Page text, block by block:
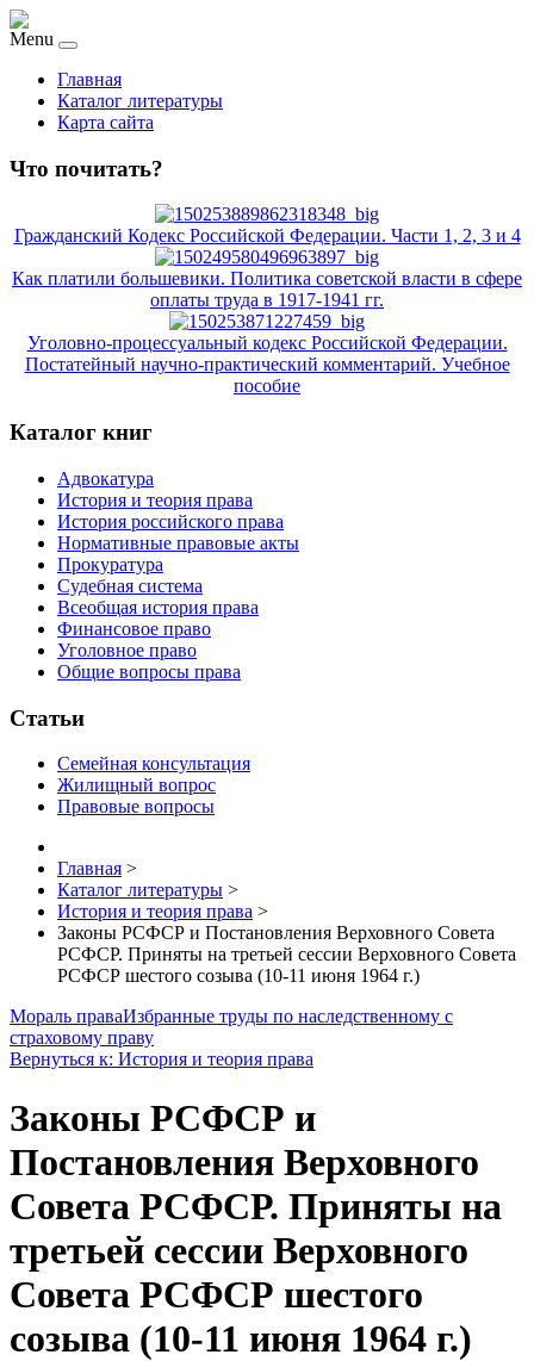
Menu
Главная
Каталог литературы
Карта сайта
Что почитать?
Гражданский Кодекс Российской Федерации. Части 1, 2, 3 и 4
Как платили большевики. Политика советской власти в сфере
оплаты труда в 1917-1941 гг.
Уголовно-процессуальный кодекс Российской Федерации.
Постатейный научно-практический комментарий. Учебное
пособие
Каталог книг
Адвокатура
История и теория права
История российского права
Нормативные правовые акты
Прокуратура
Судебная система
Всеобщая история права
Финансовое право
Уголовное право
Общие вопросы права
Статьи
Семейная консультация
Жилищный вопрос
Правовые вопросы
Главная >
Каталог литературы >
История и теория права >
Законы РСФСР и Постановления Верховного Совета
РСФСР. Приняты на третьей сессии Верховного Совета
РСФСР шестого созыва (10-11 июня 1964 г.)
Мораль праваИзбранные труды по наследственному с
страховому праву
Вернуться к: История и теория права
Законы РСФСР и
Постановления Верховного
Совета РСФСР. Приняты на
третьей сессии Верховного
Совета РСФСР шестого
созыва (10-11 июня 1964 г.)